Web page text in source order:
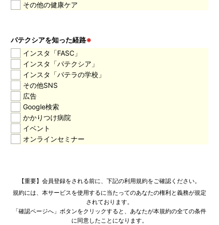
その他の健康ケア
パテクシアを知った経路※
インスタ「FASC」
インスタ「パテクシア」
インスタ「パテラの学校」
その他SNS
広告
Google検索
かかりつけ病院
イベント
オンラインセミナー
【重要】会員登録をされる前に、下記の利用規約をご確認ください。
規約には、本サービスを使用するに当たってのあなたの権利と義務が規定
されております。
「確認ページへ」ボタンをクリックすると、あなたが本規約の全ての条件
に同意したことになります。